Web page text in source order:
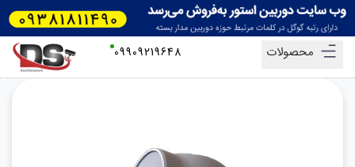
محصولات 09909219648